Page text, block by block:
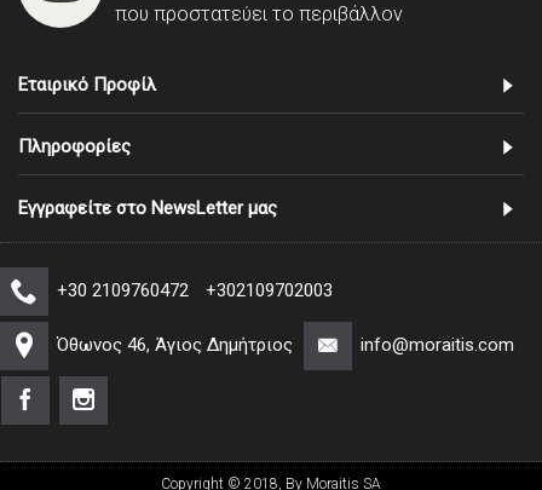
που προστατεύει το περιβάλλον
Εταιρικό Προφίλ
Πληροφορίες
Εγγραφείτε στο NewsLetter μας
+30 2109760472 +302109702003
Όθωνος 46, Άγιος Δημήτριος info@moraitis.com
Copyright © 2018, By Moraitis SA